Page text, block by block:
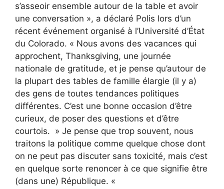
s’asseoir ensemble autour de la table et avoir
une conversation », a déclaré Polis lors d’un
récent événement organisé à l’Université d’État
du Colorado. « Nous avons des vacances qui
approchent, Thanksgiving, une journée
nationale de gratitude, et je pense qu’autour de
la plupart des tables de famille élargie (il y a)
des gens de toutes tendances politiques
différentes. C’est une bonne occasion d’être
curieux, de poser des questions et d’être
courtois. » Je pense que trop souvent, nous
traitons la politique comme quelque chose dont
on ne peut pas discuter sans toxicité, mais c’est
en quelque sorte renoncer à ce que signifie être
(dans une) République. «